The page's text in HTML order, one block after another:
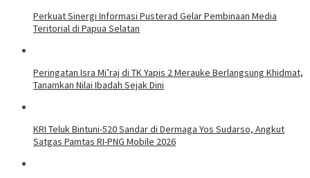
Perkuat Sinergi Informasi Pusterad Gelar Pembinaan Media
Teritorial di Papua Selatan
Peringatan Isra Mi’raj di TK Yapis 2 Merauke Berlangsung Khidmat,
Tanamkan Nilai Ibadah Sejak Dini
KRI Teluk Bintuni-520 Sandar di Dermaga Yos Sudarso, Angkut
Satgas Pamtas RI-PNG Mobile 2026